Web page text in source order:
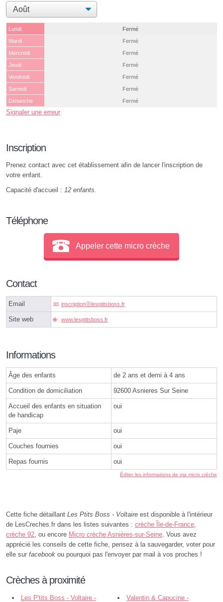
Lundi
Fermé
Mardi
Fermé
Mercredi
Fermé
Jeudi
Fermé
Vendredi
Fermé
Samedi
Fermé
Dimanche
Fermé
Signaler une erreur
Inscription
Prenez contact avec cet établissement afin de lancer l'inscription de
votre enfant.
Capacité d'accueil : 12 enfants.
Téléphone
Appeler cette micro crèche
Contact
Email inscriptionⓐlesptitsboss.fr
Site web www.lesptitsboss.fr
Informations
Âge des enfants de 2 ans et demi à 4 ans
Condition de domiciliation 92600 Asnieres Sur Seine
Accueil des enfants en situation
de handicap
oui
Paje oui
Couches fournies oui
Repas fournis oui
Éditer les informations de ma micro crèche
Cette fiche détaillant Les Ptits Boss - Voltaire est disponible à l'intérieur
de LesCreches.fr dans les listes suivantes : crèche Île-de-France,
crèche 92, ou encore Micro crèche Asnières-sur-Seine. Vous avez
apprécié les conseils de cette fiche, pensez à la sauvegarder, voter pour
elle sur facebook ou pourquoi pas l'envoyer par mail à vos proches !
Crèches à proximité
Les P'tits Boss - Voltaire - Valentin & Capucine -